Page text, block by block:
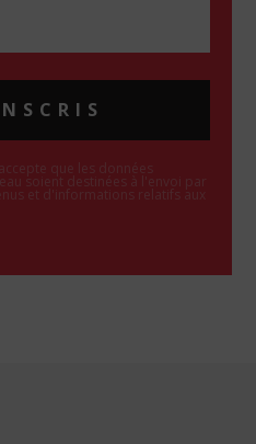
que les données
soient destinées à l'envoi par
et d'informations relatifs aux